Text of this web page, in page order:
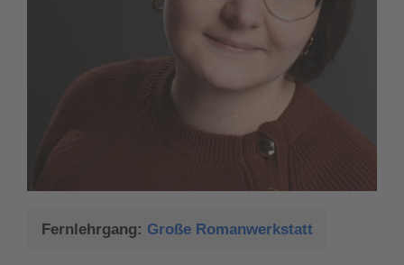
Fernlehrgang: Große Romanwerkstatt